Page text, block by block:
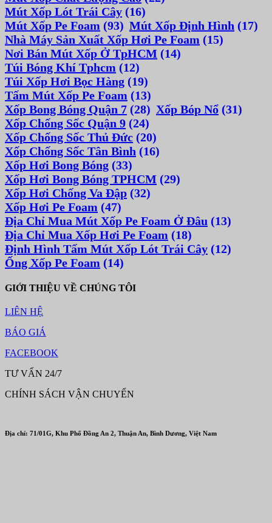
Mút Xốp Lót Trái Cây (16)
Mút Xốp Pe Foam (93) Mút Xốp Định Hình (17)
Nhà Máy Sản Xuất Xốp Hơi Pe Foam (15)
Nơi Bán Mút Xốp Ở TpHCM (14)
Túi Bóng Khí Tphcm (12)
Túi Xốp Hơi Bọc Hàng (19)
Tấm Mút Xốp Pe Foam (13)
Xốp Bong Bóng Quận 7 (28) Xốp Bóp Nổ (31)
Xốp Chống Sốc Quận 9 (24)
Xốp Chống Sốc Thủ Đức (20)
Xốp Chống Sốc Tân Bình (16)
Xốp Hơi Bong Bóng (33)
Xốp Hơi Bong Bóng TPHCM (29)
Xốp Hơi Chống Va Đập (32)
Xốp Hơi Pe Foam (47)
Địa Chỉ Mua Mút Xốp Pe Foam Ở Đâu (13)
Địa Chỉ Mua Xốp Hơi Pe Foam (18)
Định Hình Tấm Mút Xốp Lót Trái Cây (12)
Ống Xốp Pe Foam (14)
GIỚI THIỆU VỀ CHÚNG TÔI
LIÊN HỆ
BÁO GIÁ
FACEBOOK
TƯ VẤN 24/7
CHÍNH SÁCH VẬN CHUYỂN
Địa chỉ: 71/01G, Khu Phố Đồng An 2, Thuận An, Bình Dương, Việt Nam